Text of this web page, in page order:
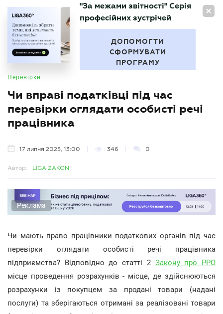
UA
БУХГАЛТЕР
"За межами звітності" Серія
професійних зустрічей
ДОПОМОГТИ
СФОРМУВАТИ
ПРОГРАМУ
Перевірки
Чи вправі податківці під час
перевірки оглядати особисті речі
працівника
17 липня 2025, 13:00 346 0
Автор: LIGA ZAKON
Реклама
Чи мають право працівники податкових органів під час
перевірки оглядати особисті речі працівника
підприємства? Відповідно до статті 2 Закону про РРО
місце проведення розрахунків - місце, де здійснюються
розрахунки із покупцем за продані товари (надані
послуги) та зберігаються отримані за реалізовані товари